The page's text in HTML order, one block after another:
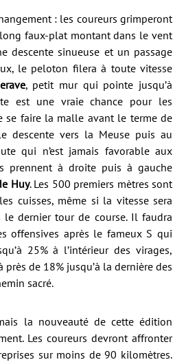
: les coureurs grimperont
faux-plat montant dans le vent
descente sinueuse et un passage
le peloton filera à toute vitesse
, petit mur qui pointe jusqu’à
est une vraie chance pour les
se faire la malle avant le terme de
descente vers la Meuse puis au
qui n’est jamais favorable aux
prennent à droite puis à gauche
Huy. Les 500 premiers mètres sont
cuisses, même si la vitesse sera
le dernier tour de course. Il faudra
offensives après le fameux S qui
25% à l’intérieur des virages,
de 18% jusqu’à la dernière des
sacré.
la nouveauté de cette édition
Les coureurs devront affronter
sur moins de 90 kilomètres.